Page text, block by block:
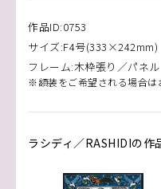
作品ID:0753
サイズ:F4号(333×242mm)
フレーム:木枠張り／パネル
※額装をご希望される場合は
ラシディ／RASHIDIの作